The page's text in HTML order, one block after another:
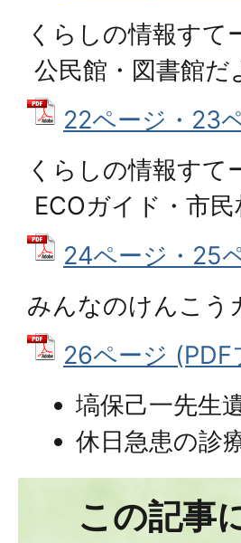
くらしの情報すて
公民館・図書館だ
22ページ・23
くらしの情報すて
ECOガイド・市民
24ページ・25
みんなのけんこう
26ページ (PDF
塙保己一先生
休日急患の診
この記事